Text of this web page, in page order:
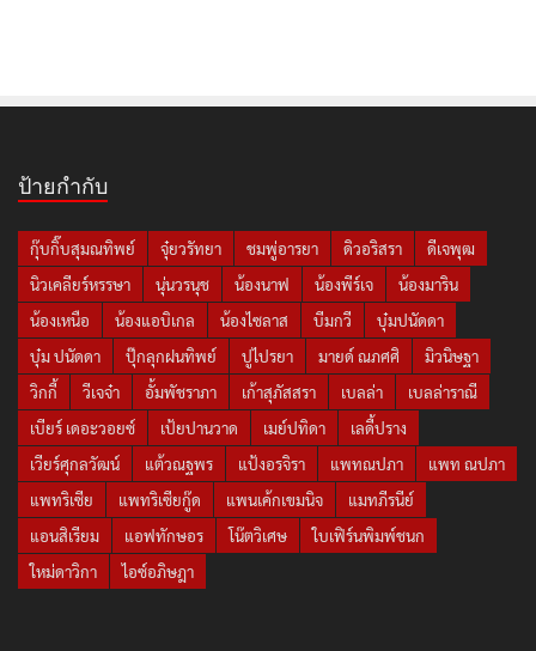
ป้ายกำกับ
กุ๊บกิ๊บสุมณทิพย์ จุ๋ยวรัทยา ชมพู่อารยา ดิวอริสรา
ดีเจพุฒ
นิวเคลียร์หรรษา
นุ่นวรนุช น้องนาฟ น้องพีร์เจ
น้องมาริน
น้องเหนือ
น้องแอบิเกล น้องไซลาส บีมกวี
บุ๋มปนัดดา
บุ๋ม ปนัดดา
ปุ๊กลุกฝนทิพย์ ปูไปรยา มายด์ ณภศศิ
มิวนิษฐา
วิกกี้
วีเจจ๋า อั้มพัชราภา เก้าสุภัสสรา เบลล่า
เบลล่าราณี
เบียร์ เดอะวอยซ์
เป้ยปานวาด เมย์ปทิดา
เลดี้ปราง
เวียร์ศุกลวัฒน์
แต้วณฐพร แป้งอรจิรา แพทณปภา
แพท ณปภา
แพทริเซีย
แพทริเซียกู๊ด แพนเค้กเขมนิจ
แมทภีรนีย์
แอนสิเรียม
แอฟทักษอร โน๊ตวิเศษ
ใบเฟิร์นพิมพ์ชนก
ใหม่ดาวิกา
ไอซ์อภิษฎา